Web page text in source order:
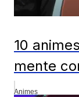
10
mente
Animes